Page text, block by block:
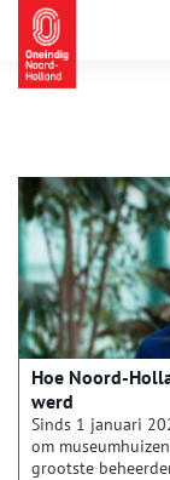
Hoe Noord-
werd
Sinds 1 januari
om
grootste